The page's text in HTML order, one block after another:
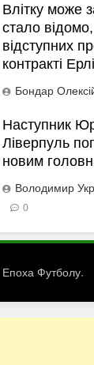
Влітку може
стало
відступних
контракті
Бондар
Наступник
Ліверпуль
новим
Володимир
0
Епоха Футболу.